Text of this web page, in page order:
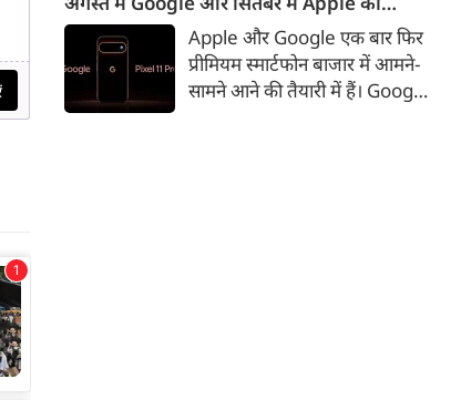
ग्राहक एक्सचेंज ऑफर और चुनिंदा
बैंक कार्ड के डिस्काउंट का फायदा
उठाते हैं, तो इस फोन को प्रभावी तौर
पर सिर्फ 40,612 रुप में खरीदा जा
टक्कर, जानें कौन होगा सबसे दमदार?
Apple और Google एक बार फिर
प्रीमियम स्मार्टफोन बाजार में आमने-
सामने आने की तैयारी में हैं। Google